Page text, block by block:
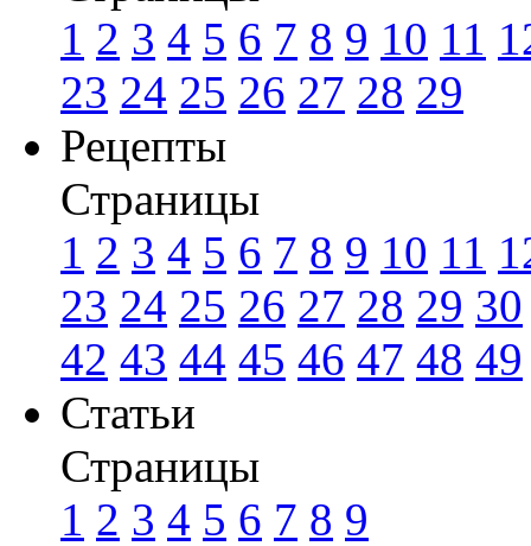
1 2 3 4 5 6 7 8 9 10 11
23 24 25 26 27 28 29
Рецепты
Страницы
1 2 3 4 5 6 7 8 9 10 11
23 24 25 26 27 28 29 30
42 43 44 45 46 47 48 49
Статьи
Страницы
1 2 3 4 5 6 7 8 9